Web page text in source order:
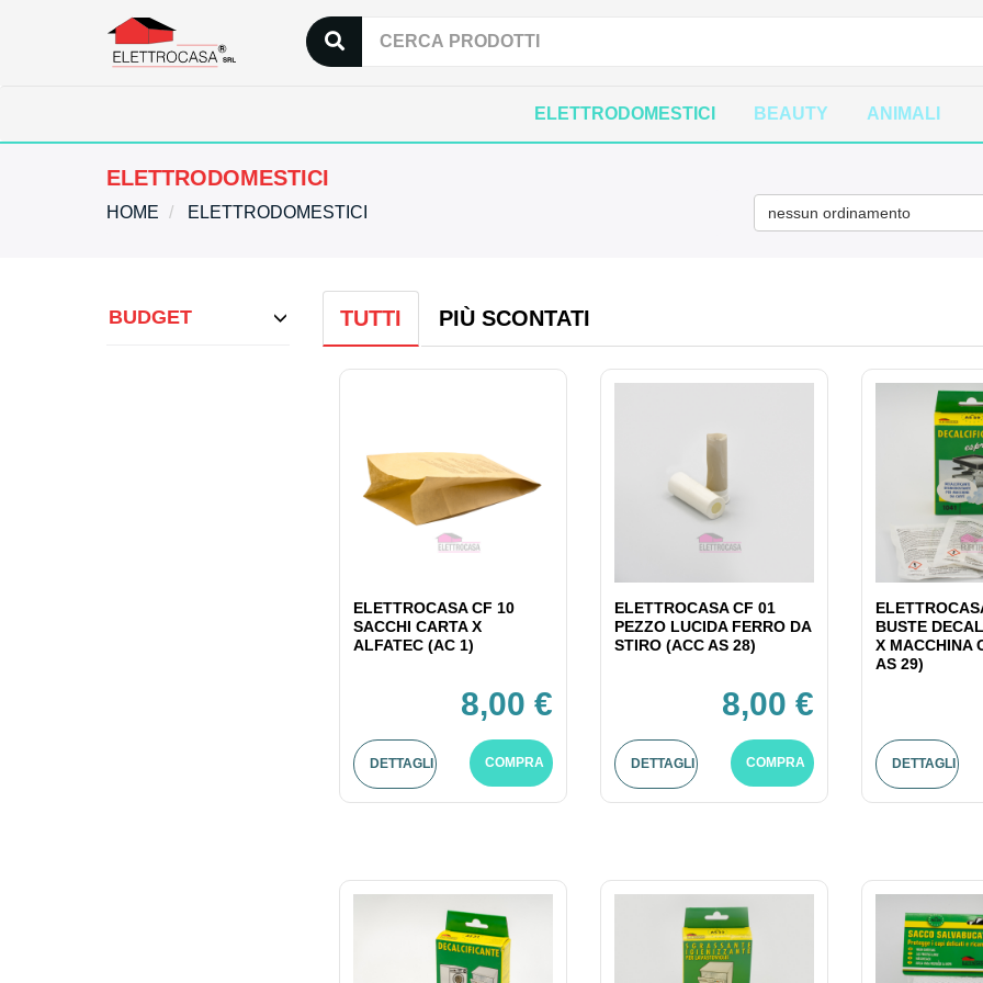
ELETTRODOMESTICI BEAUTY ANIMALI
ELETTRODOMESTICI
HOME ELETTRODOMESTICI nessun ordinamento
BUDGET TUTTI PIÙ SCONTATI
ELETTROCASA CF 10
SACCHI CARTA X
ALFATEC (AC 1)
8,00 €
DETTAGLI COMPRA
ELETTROCASA CF 01
PEZZO LUCIDA FERRO DA
STIRO (ACC AS 28)
8,00 €
DETTAGLI COMPRA
BUSTE
X MACCHINA
AS 29)
DETTAGLI